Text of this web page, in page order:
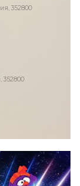
352800
352800